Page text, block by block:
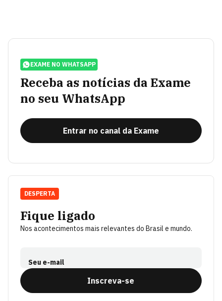
EXAME NO WHATSAPP
Receba as notícias da Exame
no seu WhatsApp
Entrar no canal da Exame
Fique ligado
Nos acontecimentos mais relevantes do Brasil e mundo.
Seu e-mail
Inscreva-se
DESPERTA